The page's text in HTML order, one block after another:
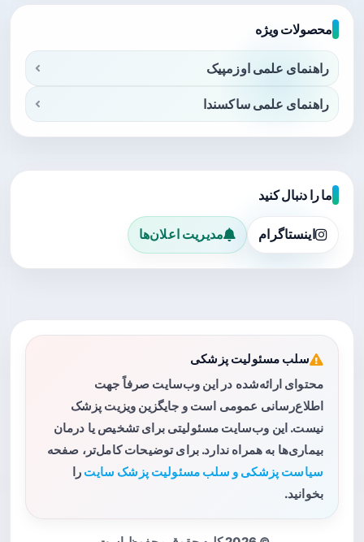
محصولات ویژه
راهنمای علمی اوزمپیک
راهنمای علمی ساکسندا
ما را دنبال کنید
اینستاگرام مدیریت اعلان‌ها
سلب مسئولیت پزشکی
محتوای ارائه‌شده در این وب‌سایت صرفاً جهت
اطلاع‌رسانی عمومی است و جایگزین ویزیت پزشک
نیست. این وب‌سایت مسئولیتی برای تشخیص یا درمان
بیماری‌ها به همراه ندارد. برای توضیحات کامل‌تر، صفحه
سیاست پزشکی و سلب مسئولیت پزشک سایت را
بخوانید.